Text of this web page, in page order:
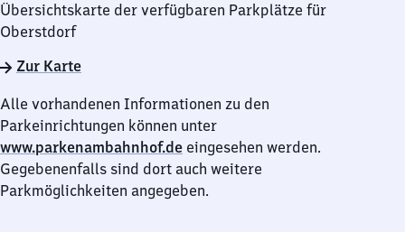
Übersichtskarte der verfügbaren Parkplätze für
Oberstdorf
Zur Karte
Alle vorhandenen Informationen zu den
Parkeinrichtungen können unter
www.parkenambahnhof.de eingesehen werden.
Gegebenenfalls sind dort auch weitere
Parkmöglichkeiten angegeben.